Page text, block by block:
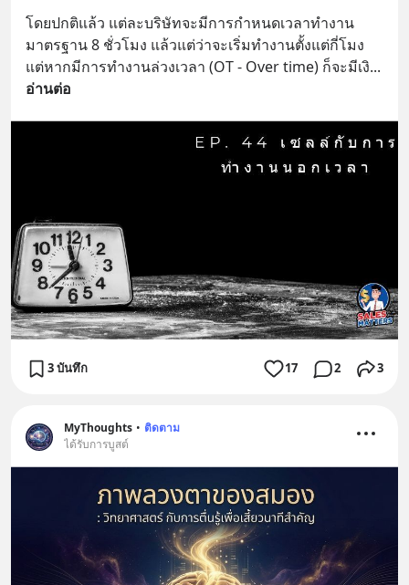
โดยปกติแล้ว แต่ละบริษัทจะมีการกำหนดเวลาทำงาน
มาตรฐาน 8 ชั่วโมง แล้วแต่ว่าจะเริ่มทำงานตั้งแต่กี่โมง
แต่หากมีการทำงานล่วงเวลา (OT - Over time) ก็จะมีเงิ
อ่านต่อ
3 บันทึก 17 2 3
MyThoughts • ติดตาม
ได้รับการบูสต์